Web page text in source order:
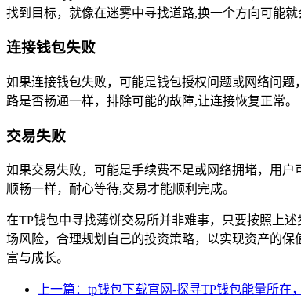
找到目标，就像在迷雾中寻找道路,换一个方向可能就
连接钱包失败
如果连接钱包失败，可能是钱包授权问题或网络问
路是否畅通一样，排除可能的故障,让连接恢复正常。
交易失败
如果交易失败，可能是手续费不足或网络拥堵，用
顺畅一样，耐心等待,交易才能顺利完成。
在TP钱包中寻找薄饼交易所并非难事，只要按照上
场风险，合理规划自己的投资策略，以实现资产的
富与成长。
上一篇：tp钱包下载官网-探寻TP钱包能量所在